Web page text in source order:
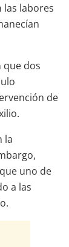
las labores
dos
de
la
uno de
a las